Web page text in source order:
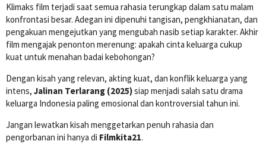
Klimaks film terjadi saat semua rahasia terungkap dalam satu malam
konfrontasi besar. Adegan ini dipenuhi tangisan, pengkhianatan, dan
pengakuan mengejutkan yang mengubah nasib setiap karakter. Akhir
film mengajak penonton merenung: apakah cinta keluarga cukup
kuat untuk menahan badai kebohongan?
Dengan kisah yang relevan, akting kuat, dan konflik keluarga yang
intens, Jalinan Terlarang (2025)siap menjadi salah satu drama
keluarga Indonesia paling emosional dan kontroversial tahun ini.
Jangan lewatkan kisah menggetarkan penuh rahasia dan
pengorbanan ini hanya di Filmkita21.